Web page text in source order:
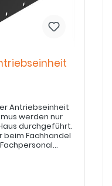
Antriebseinheit
werden nur
durchgeführt.
beim Fachhandel